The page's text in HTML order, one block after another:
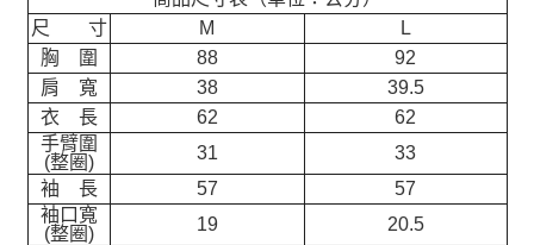
尺 寸
M
L
胸 圍
88
92
肩 寬
38
39.5
衣 長
62
62
手臂圍
(整圈)
31
33
袖 長
57
57
袖口寬
(整圈)
19
20.5